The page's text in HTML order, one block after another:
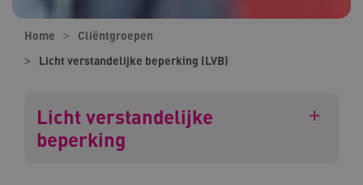
Home
Cliëntgroepen
Licht verstandelijke beperking (LVB)
Licht verstandelijke
beperking